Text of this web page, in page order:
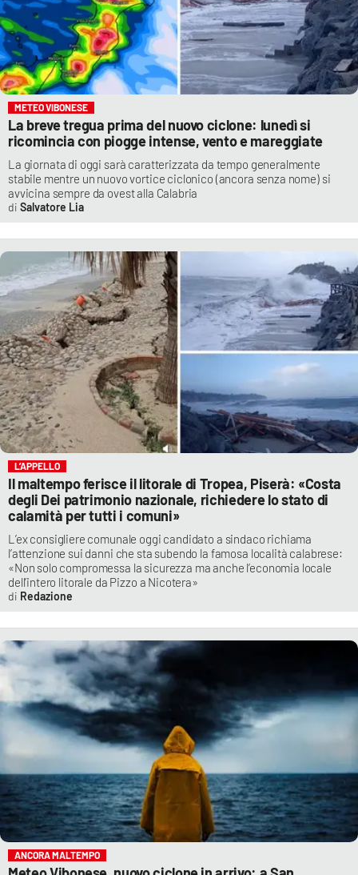
METEO VIBONESE
La breve tregua prima del nuovo ciclone: lunedì si
ricomincia con piogge intense, vento e mareggiate
La giornata di oggi sarà caratterizzata da tempo generalmente
stabile mentre un nuovo vortice ciclonico (ancora senza nome) si
avvicina sempre da ovest alla Calabria
Salvatore Lia
L’APPELLO
Il maltempo ferisce il litorale di Tropea, Piserà: «Costa
degli Dei patrimonio nazionale, richiedere lo stato di
calamità per tutti i comuni»
L’ex consigliere comunale oggi candidato a sindaco richiama
l’attenzione sui danni che sta subendo la famosa località calabrese:
«Non solo compromessa la sicurezza ma anche l’economia locale
dell’intero litorale da Pizzo a Nicotera»
Redazione
ANCORA MALTEMPO